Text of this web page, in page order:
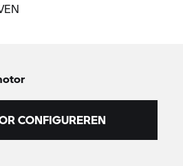
CONFIGUREREN